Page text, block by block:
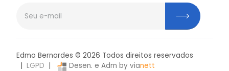
Edmo Bernardes © 2026 Todos direitos reservados
LGPD Desen. e Adm by vianett